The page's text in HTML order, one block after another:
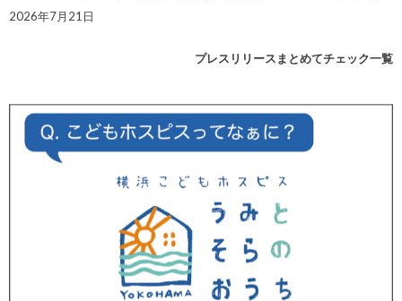
2026年7月21日
プレスリリースまとめてチェック一覧